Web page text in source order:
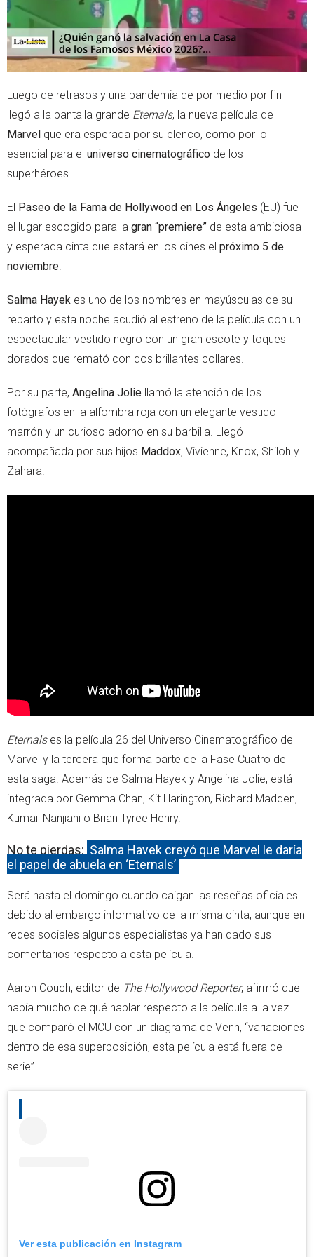
Luego de retrasos y una pandemia de por medio por fin
llegó a la pantalla grande Eternals, la nueva película de
Marvel que era esperada por su elenco, como por lo
esencial para el universo cinematográfico de los
superhéroes.
El Paseo de la Fama de Hollywood en Los Ángeles (EU) fue
el lugar escogido para la gran “premiere” de esta ambiciosa
y esperada cinta que estará en los cines el próximo 5 de
noviembre
Salma Hayek es uno de los nombres en mayúsculas de su
reparto y esta noche acudió al estreno de la película con un
espectacular vestido negro con un gran escote y toques
dorados que remató con dos brillantes collares.
Por su parte, Angelina Jolie llamó la atención de los
fotógrafos en la alfombra roja con un elegante vestido
marrón y un curioso adorno en su barbilla. Llegó
acompañada por sus hijos Maddox, Vivienne, Knox, Shiloh y
Zahara.
Eternals es la película 26 del Universo Cinematográfico de
Marvel y la tercera que forma parte de la Fase Cuatro de
esta saga. Además de Salma Hayek y Angelina Jolie, está
integrada por Gemma Chan, Kit Harington, Richard Madden,
Kumail Nanjiani o Brian Tyree Henry.
No te pierdas: Salma Hayek creyó que Marvel le daría
el papel de abuela en ‘Eternals’
Será hasta el domingo cuando caigan las reseñas oficiales
debido al embargo informativo de la misma cinta, aunque en
redes sociales algunos especialistas ya han dado sus
comentarios respecto a esta película.
Aaron Couch, editor de The Hollywood Reporter, afirmó que
había mucho de qué hablar respecto a la película a la vez
que comparó el MCU con un diagrama de Venn, “variaciones
dentro de esa superposición, esta película está fuera de
serie”.
Ver esta publicación en Instagram